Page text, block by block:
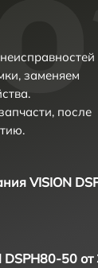
заменяем
после
VISION
DSPH80-50 от